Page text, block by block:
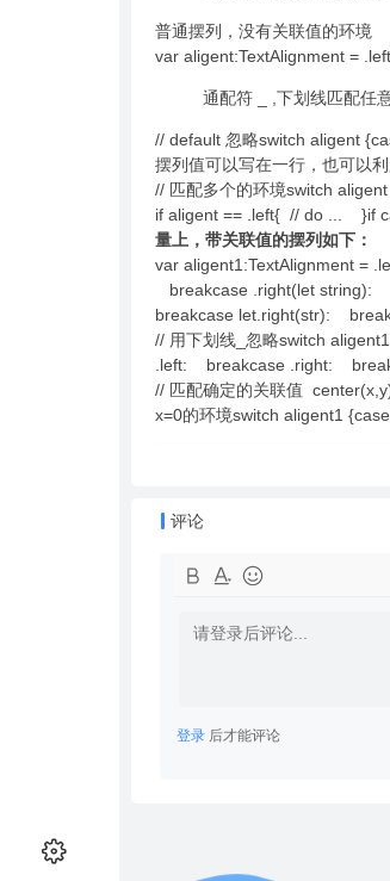
普通摆列，没有关联值的环境
var aligent:TextAlignment =
通配符 _ ,下划线匹配任
// default 忽略switch aligent
摆列值可以写在一行，也可以
// 匹配多个的环境switch
if aligent == .left{ // do ... }if
量上，带关联值的摆列如下：
var aligent1:TextAlignment =
breakcase .right(let string):
breakcase let.right(str):
// 用下划线_忽略switch
.left: breakcase .right:
// 匹配确定的关联值
x=0的环境switch aligent1
评论
登录 后才能评论